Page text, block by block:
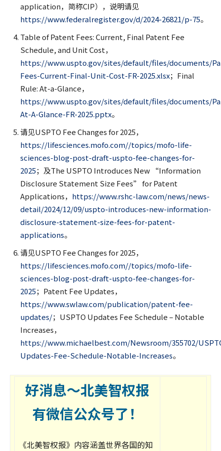
application，简称CIP），说明请见
https://www.federalregister.gov/d/2024-26821/p-75。
Table of Patent Fees: Current, Final Patent Fee
Schedule, and Unit Cost，
https://www.uspto.gov/sites/default/files/documents/
Fees-Current-Final-Unit-Cost-FR-2025.xlsx；Final
Rule: At-a-Glance，
https://www.uspto.gov/sites/default/files/documents/
At-A-Glance-FR-2025.pptx。
请见USPTO Fee Changes for 2025，
https://lifesciences.mofo.com//topics/mofo-life-
sciences-blog-post-draft-uspto-fee-changes-for-
2025；及The USPTO Introduces New “Information
Disclosure Statement Size Fees” for Patent
Applications， https://www.rshc-law.com/news/news-
detail/2024/12/09/uspto-introduces-new-information-
disclosure-statement-size-fees-for-patent-
applications。
请见USPTO Fee Changes for 2025，
https://lifesciences.mofo.com//topics/mofo-life-
sciences-blog-post-draft-uspto-fee-changes-for-
2025；Patent Fee Updates，
https://www.swlaw.com/publication/patent-fee-
updates/；USPTO Updates Fee Schedule – Notable
Increases，
https://www.michaelbest.com/Newsroom/355702/
Updates-Fee-Schedule-Notable-Increases。
好消息～北美智权报
有微信公众号了！
《北美智权报》内容涵盖世界各国的知